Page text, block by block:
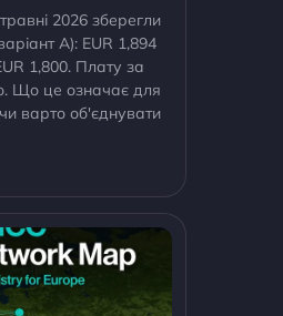
2026 зберегли
A): EUR 1,894
1,800. Плату за
Що це означає для
варто об'єднувати